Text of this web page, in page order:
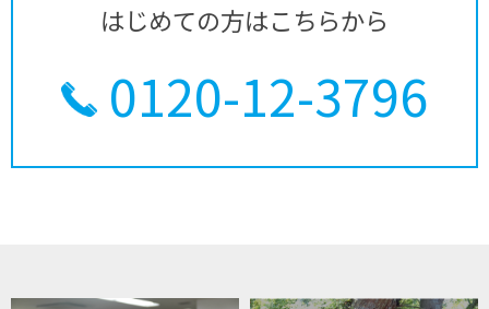
はじめての方はこちらから
0120-12-3796